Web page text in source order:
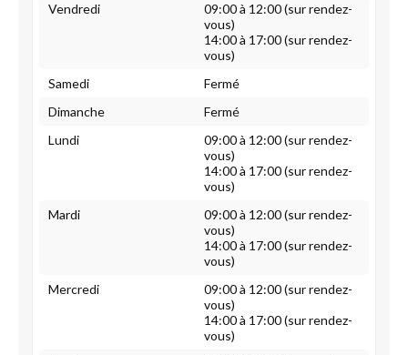
Vendredi
09:00 à 12:00 (sur rendez-
vous)
14:00 à 17:00 (sur rendez-
vous)
Samedi
Fermé
Dimanche
Fermé
Lundi
09:00 à 12:00 (sur rendez-
vous)
14:00 à 17:00 (sur rendez-
vous)
Mardi
09:00 à 12:00 (sur rendez-
vous)
14:00 à 17:00 (sur rendez-
vous)
Mercredi
09:00 à 12:00 (sur rendez-
vous)
14:00 à 17:00 (sur rendez-
vous)